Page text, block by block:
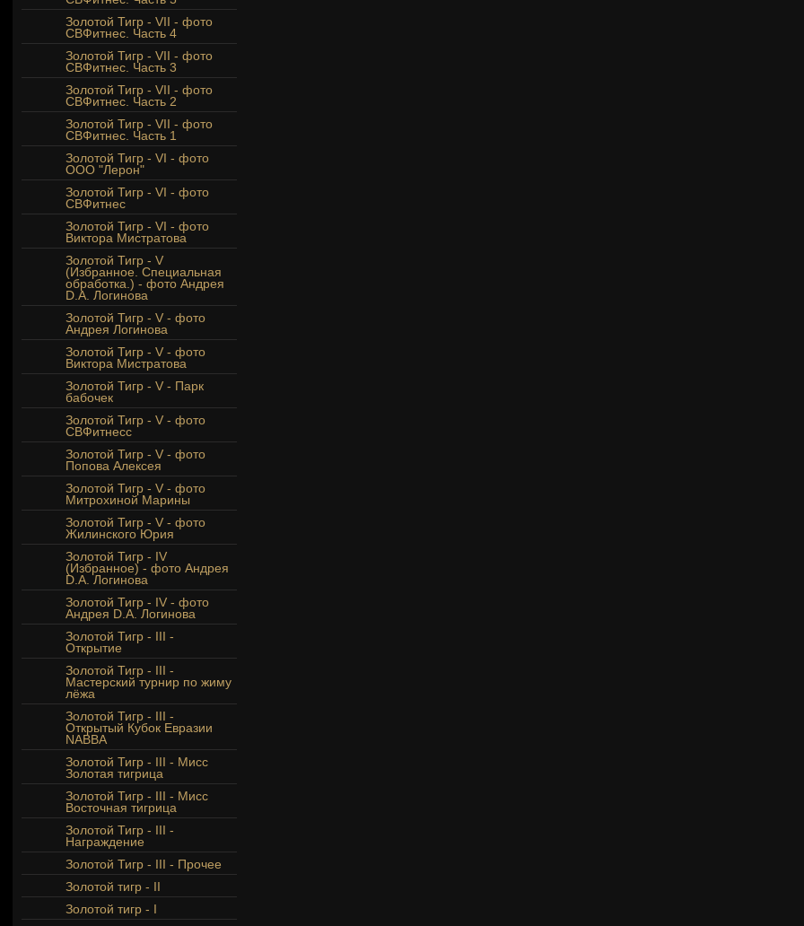
Золотой Тигр - VII - фото
СВФитнес. Часть 4
Золотой Тигр - VII - фото
СВФитнес. Часть 3
Золотой Тигр - VII - фото
СВФитнес. Часть 2
Золотой Тигр - VII - фото
СВФитнес. Часть 1
Золотой Тигр - VI - фото
ООО "Лерон"
Золотой Тигр - VI - фото
СВФитнес
Золотой Тигр - VI - фото
Виктора Мистратова
Золотой Тигр - V
(Избранное. Специальная
обработка.) - фото Андрея
D.A. Логинова
Золотой Тигр - V - фото
Андрея Логинова
Золотой Тигр - V - фото
Виктора Мистратова
Золотой Тигр - V - Парк
бабочек
Золотой Тигр - V - фото
СВФитнесс
Золотой Тигр - V - фото
Попова Алексея
Золотой Тигр - V - фото
Митрохиной Марины
Золотой Тигр - V - фото
Жилинского Юрия
Золотой Тигр - IV
(Избранное) - фото Андрея
D.A. Логинова
Золотой Тигр - IV - фото
Андрея D.A. Логинова
Золотой Тигр - III -
Открытие
Золотой Тигр - III -
Мастерский турнир по жиму
лёжа
Золотой Тигр - III -
Открытый Кубок Евразии
NABBA
Золотой Тигр - III - Мисс
Золотая тигрица
Золотой Тигр - III - Мисс
Восточная тигрица
Золотой Тигр - III -
Награждение
Золотой Тигр - III - Прочее
Золотой тигр - II
Золотой тигр - I